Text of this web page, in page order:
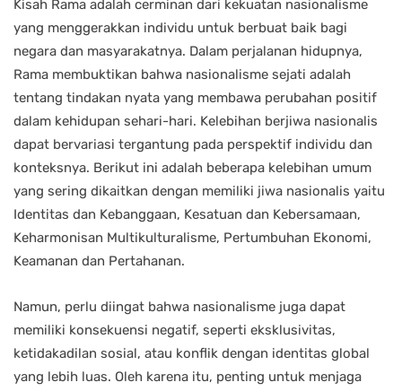
Kisah Rama adalah cerminan dari kekuatan nasionalisme
yang menggerakkan individu untuk berbuat baik bagi
negara dan masyarakatnya. Dalam perjalanan hidupnya,
Rama membuktikan bahwa nasionalisme sejati adalah
tentang tindakan nyata yang membawa perubahan positif
dalam kehidupan sehari-hari. Kelebihan berjiwa nasionalis
dapat bervariasi tergantung pada perspektif individu dan
konteksnya. Berikut ini adalah beberapa kelebihan umum
yang sering dikaitkan dengan memiliki jiwa nasionalis yaitu
Identitas dan Kebanggaan, Kesatuan dan Kebersamaan,
Keharmonisan Multikulturalisme, Pertumbuhan Ekonomi,
Keamanan dan Pertahanan.
Namun, perlu diingat bahwa nasionalisme juga dapat
memiliki konsekuensi negatif, seperti eksklusivitas,
ketidakadilan sosial, atau konflik dengan identitas global
yang lebih luas. Oleh karena itu, penting untuk menjaga